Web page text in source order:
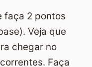
faça 2 pontos
Veja que
chegar no
Faça